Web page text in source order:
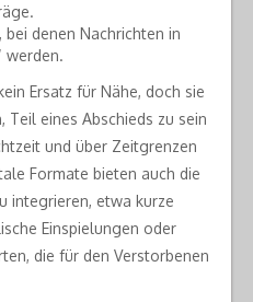
denen Nachrichten in
werden.
Ersatz für Nähe, doch sie
eines Abschieds zu sein
und über Zeitgrenzen
Formate bieten auch die
integrieren, etwa kurze
Einspielungen oder
die für den Verstorbenen